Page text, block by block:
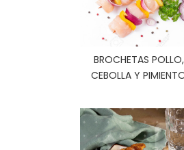
BROCHETAS POLLO,
CEBOLLA Y